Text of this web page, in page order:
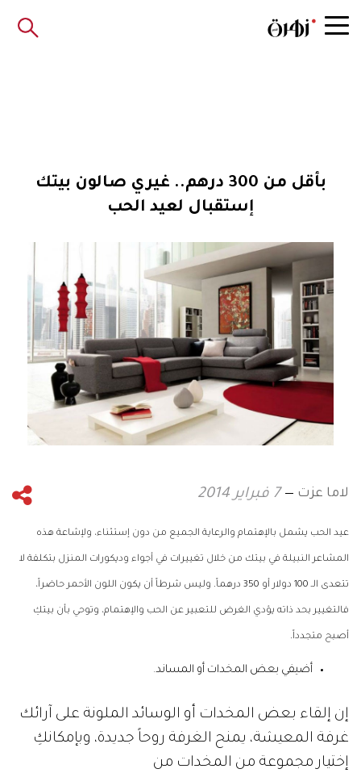
بأقل من 300 درهم.. غيري صالون بيتك
إستقبال لعيد الحب
لاما عزت 7 فبراير 2014
عيد الحب يشمل بالإهتمام والرعاية الجميع من دون إستثناء، ولإشاعة هذه
المشاعر النبيلة في بيتك من خلال تغييرات في أجواء وديكورات المنزل بتكلفة لا
تتعدى الـ 100 دولار أو 350 درهماً. وليس شرطاً أن يكون اللون الأحمر حاضراً،
فالتغيير بحد ذاته يؤدي الغرض للتعبير عن الحب والإهتمام، وتوحي بأن بيتكِ
أصبح متجدداً.
أضيفي بعض المخدات أو المساند.
إن إلقاء بعض المخدات أو الوسائد الملونة على آرائك
غرفة المعيشة، يمنح الغرفة روحاً جديدة، وبإمكانكِ
إختيار مجموعة من المخدات من